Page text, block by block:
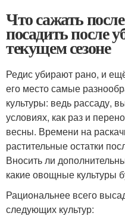
Что сажать
посадить после
текущем сезоне
Редис убирают рано, и
его место самые
культуры: ведь рассаду,
условиях, как раз и
весны. Времени на
растительные остатки
Вносить ли
какие овощные культуры
Рациональнее всего
следующих культур: